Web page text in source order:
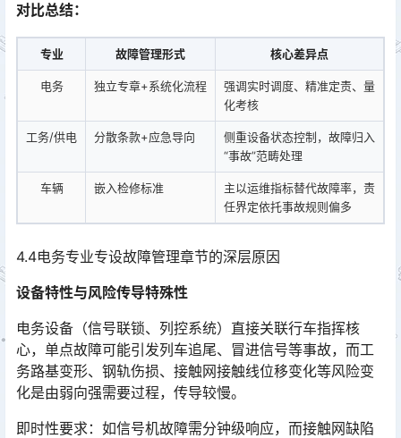
对比总结：
专业 故障管理形式 核心差异点
电务 独立专章+系统化流程
强调实时调度、精准定责、量
化考核
工务/供电 分散条款+应急导向
侧重设备状态控制，故障归入
“事故”范畴处理
车辆 嵌入检修标准
主以运维指标替代故障率，责
任界定依托事故规则偏多
4.4电务专业专设故障管理章节的深层原因
设备特性与风险传导特殊性
电务设备（信号联锁、列控系统）直接关联行车指挥核
心，单点故障可能引发列车追尾、冒进信号等事故，而工
务路基变形、钢轨伤损、接触网接触线位移变化等风险变
化是由弱向强需要过程，传导较慢。󠅅󠅃󠄵󠅂󠄪󠇖󠆨󠆨󠇕󠆞󠆒󠅬󠇘󠆭󠆘󠇙󠆝󠅵󠇗󠆭󠆁󠄐󠇗󠅹󠅸󠇖󠆍󠅳󠇖󠅹󠅰󠇖󠆌󠅹
即时性要求：如信号机故障需分钟级响应，而接触网缺陷